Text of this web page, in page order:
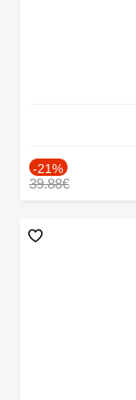
-21%
39.88€